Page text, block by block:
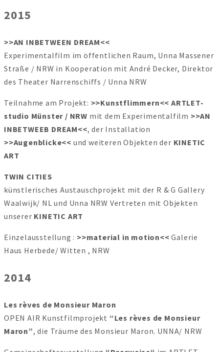
2015
>>AN INBETWEEN DREAM<<
Experimentalfilm im öffentlichen Raum, Unna Massener
Straße / NRW in Kooperation mit André Decker, Direktor
des Theater Narrenschiffs / Unna NRW
Teilnahme am Projekt: >>Kunstflimmern<< ARTLET-
studio Münster / NRW mit dem Experimentalfilm >>AN
INBETWEEB DREAM<<, der Installation
>>Augenblicke<< und weiteren Objekten der KINETIC
ART
TWIN CITIES
künstlerisches Austauschprojekt mit der R & G Gallery
Waalwijk/ NL und Unna NRW Vertreten mit Objekten
unserer KINETIC ART
Einzelausstellung : >>material in motion<< Galerie
Haus Herbede/ Witten , NRW
2014
Les rèves de Monsieur Maron
OPEN AIR Kunstfilmprojekt “Les rèves de Monsieur
Maron”, die Träume des Monsieur Maron. UNNA/ NRW